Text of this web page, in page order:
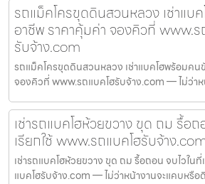
รถแม็คโครขุดดินสวนหลวง เช่าแบ
อาชีพ ราคาคุ้มค่า จองคิวที่ www.ร
รับจ้าง.com
รถแม็คโครขุดดินสวนหลวง เช่าแบคโฮพร้อมค
จองคิวที่ www.รถแบคโฮรับจ้าง.com — ไม่ว่า
เช่ารถแบคโฮห้วยขวาง ขุด ถม รื้อถ
เรียกใช้ www.รถแบคโฮรับจ้าง
เช่ารถแบคโฮห้วยขวาง ขุด ถม รื้อถอน จบไวในที่
แบคโฮรับจ้าง.com — ไม่ว่าหน้างานจะแคบหรือ